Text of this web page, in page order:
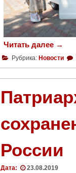
Читать далее "
Р
П
Ц
т
р
л
а
п
→
Рубрика: Новости
России
Дата: 23.08.2019